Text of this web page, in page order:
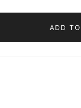
ADD